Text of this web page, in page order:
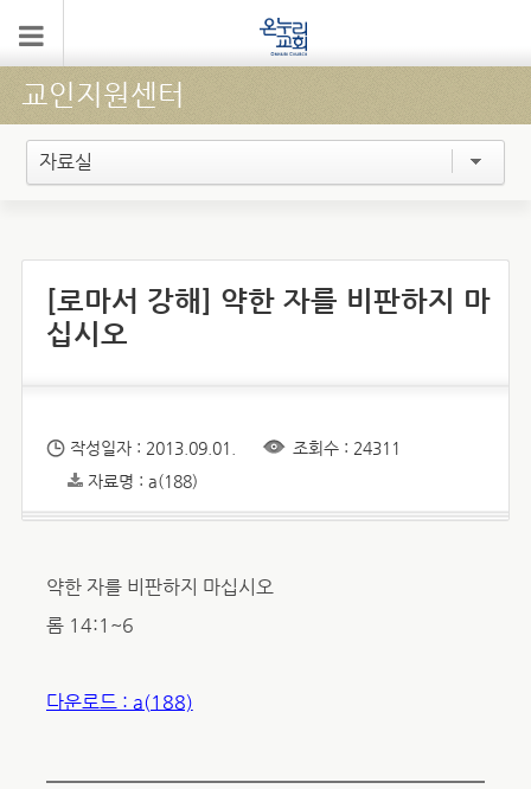
교인지원센터
자료실
[로마서 강해] 약한 자를 비판하지 마
십시오
작성일자 : 2013.09.01.
조회수 : 24311
자료명 : a(188)
약한 자를 비판하지 마십시오
롬 14:1~6
다운로드 : a(188)